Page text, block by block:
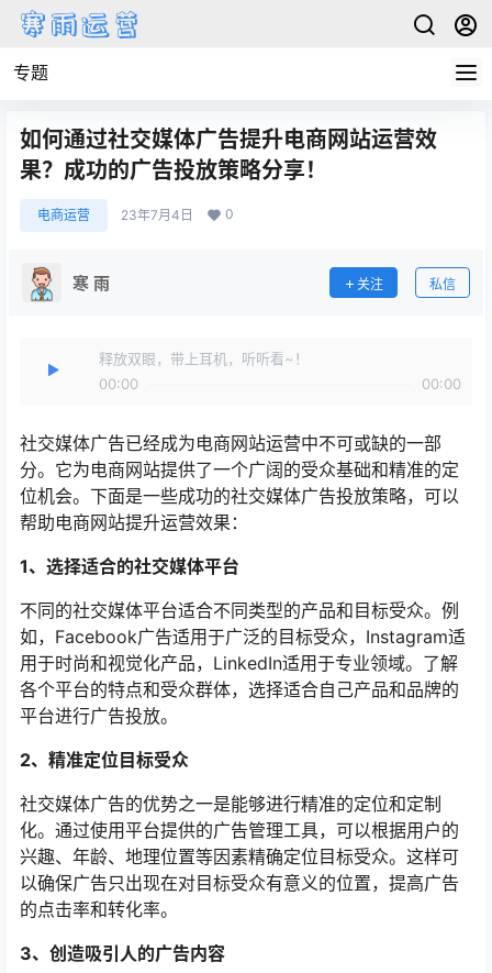
专题
如何通过社交媒体广告提升电商网站运营效
果？成功的广告投放策略分享！
电商运营 23年7月4日 0
寒 雨 关注 私信
释放双眼，带上耳机，听听看~！
00:00
00:00
社交媒体广告已经成为电商网站运营中不可或缺的一部
分。它为电商网站提供了一个广阔的受众基础和精准的定
位机会。下面是一些成功的社交媒体广告投放策略，可以
帮助电商网站提升运营效果：
1、选择适合的社交媒体平台
不同的社交媒体平台适合不同类型的产品和目标受众。例
如，Facebook广告适用于广泛的目标受众，Instagram适
用于时尚和视觉化产品，LinkedIn适用于专业领域。了解
各个平台的特点和受众群体，选择适合自己产品和品牌的
平台进行广告投放。
2、精准定位目标受众
社交媒体广告的优势之一是能够进行精准的定位和定制
化。通过使用平台提供的广告管理工具，可以根据用户的
兴趣、年龄、地理位置等因素精确定位目标受众。这样可
以确保广告只出现在对目标受众有意义的位置，提高广告
的点击率和转化率。
3、创造吸引人的广告内容